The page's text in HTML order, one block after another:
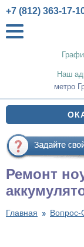
+7 (812) 363-17-
Наш
метро
Ремонт
Главная Вопрос-